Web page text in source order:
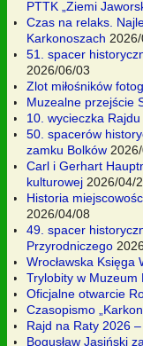
PTTK „Ziemi
Czas na relaks.
Karkonoszach
51. spacer
2026/06/03
Zlot miłośników
Muzealne przejście
10. wycieczka
50. spacerów
zamku Bolków
Carl i Gerhart
kulturowej 2026/04/
Historia
2026/04/08
49. spacer
Przyrodniczego
Wrocławska Księga
Trylobity w Muzeum
Oficjalne otwarcie
Czasopismo
Rajd na Raty 2026
Bogusław Jasiński